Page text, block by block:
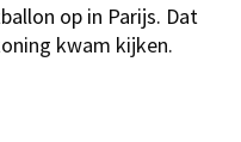
op in Parijs. Dat
kwam kijken.